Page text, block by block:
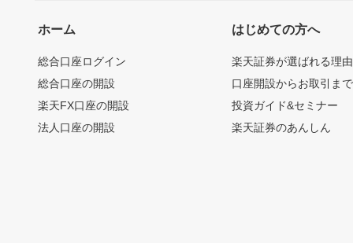
ホーム
総合口座ログイン
総合口座の開設
楽天FX口座の開設
法人口座の開設
はじめての方へ
楽天証券が選ばれる理由
口座開設からお取引ま
投資ガイド&セミナー
楽天証券のあんしん